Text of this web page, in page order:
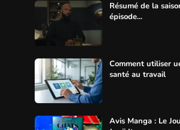
Résumé de la
épisode...
Comment utiliser
santé au travail
Avis Manga : Le